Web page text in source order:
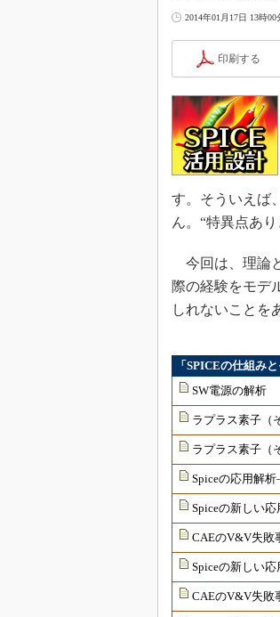
2014年01月17日 13時00
印刷する
す。そういえば
ん。“特異点あ
今回は、理論
際の経験をモデ
しれないことを
「SPICEの仕組み
SW電源の解析
ラプラス素子（
ラプラス素子（
Spiceの応用解
Spiceの新しい応
CAEのV&V失
Spiceの新しい応
CAEのV&V失敗